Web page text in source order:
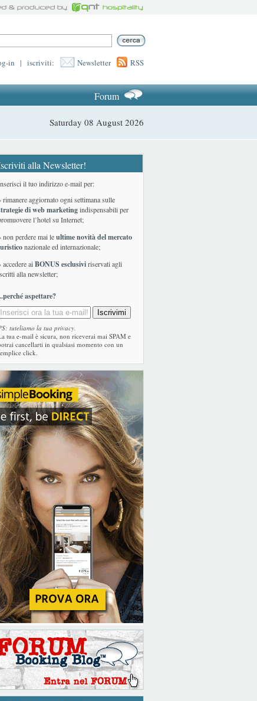
in | iscriviti: Newsletter RSS
Forum
Saturday 08 August 2026
alla Newsletter!
il tuo indirizzo e-mail per:
rimanere aggiornato ogni settimana sulle
di web marketingindispensabili per
l’hotel su Internet;
non perdere mai leultime novità del mercato
nazionale ed internazionale;
accedere aiBONUS esclusiviriservati agli
alla newsletter;
aspettare?
tuteliamo la tua privacy.
tua e-mail è sicura, non riceverai mai SPAM e
cancellarti in qualsiasi momento con un
click.